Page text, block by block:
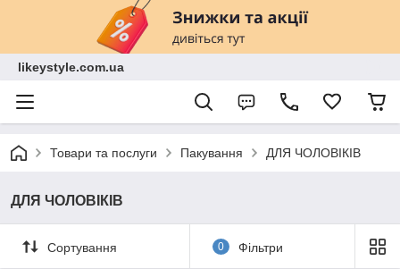
likeystyle.com.ua
Товари та послуги Пакування ДЛЯ ЧОЛОВІКІВ
ДЛЯ ЧОЛОВІКІВ
Сортування 0 Фільтри